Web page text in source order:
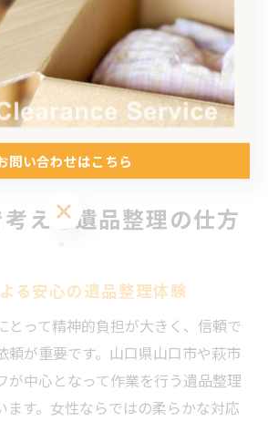
っています。
はプライバシーや個人情報の管理に
信頼できる業者に依頼すれば、個人
いも徹底されているため、トラブル
抑えることができます。
える遺品整理の仕方
る安心の遺品整理体験
とって精神的負担が大きく、信頼で
頼が重要です。山口県山口市や萩市
が中心となって作業を行う遺品整理
ます。女性ならではの柔らかな対応
お問い合わせはこちら
問い合わせはこちら